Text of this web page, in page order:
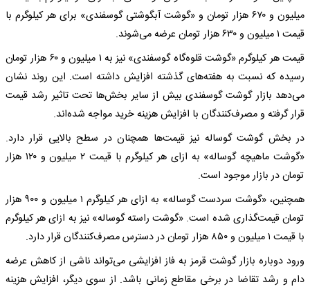
میلیون و ۶۷۰ هزار تومان و «گوشت آبگوشتی گوسفندی» برای هر کیلوگرم با
قیمت ۱ میلیون و ۶۳۰ هزار تومان عرضه می‌شوند.
قیمت هر کیلوگرم «گوشت قلوه‌گاه گوسفندی» نیز به ۱ میلیون و ۶۰ هزار تومان
رسیده که نسبت به هفته‌های گذشته افزایش داشته است. این روند نشان
می‌دهد بازار گوشت گوسفندی بیش از سایر بخش‌ها تحت تاثیر رشد قیمت
قرار گرفته و مصرف‌کنندگان با افزایش هزینه خرید مواجه شده‌اند.
در بخش گوشت گوساله نیز قیمت‌ها همچنان در سطح بالایی قرار دارد.
«گوشت ماهیچه گوساله» به ازای هر کیلوگرم با قیمت ۲ میلیون و ۱۲۰ هزار
تومان در بازار موجود است.
همچنین، «گوشت سردست گوساله» به ازای هر کیلوگرم ۱ میلیون و ۹۰۰ هزار
تومان قیمت‌گذاری شده است. «گوشت راسته گوساله» نیز به ازای هر کیلوگرم
با قیمت ۱ میلیون و ۸۵۰ هزار تومان در دسترس مصرف‌کنندگان قرار دارد.
ورود دوباره بازار گوشت قرمز به فاز افزایشی می‌تواند ناشی از کاهش عرضه
دام و رشد تقاضا در برخی مقاطع زمانی باشد. از سوی دیگر، افزایش هزینه